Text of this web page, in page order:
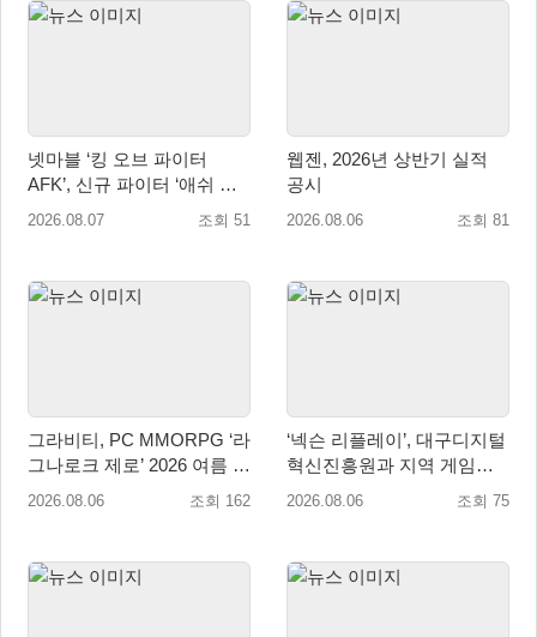
넷마블 ‘킹 오브 파이터
AFK’, 신규 파이터 ‘애쉬 크
림존’ 업데이트
2026.08.07 조회 51
웹젠, 2026년 상반기 실적
공시
2026.08.06 조회 81
그라비티, PC MMORPG ‘라
그나로크 제로’ 2026 여름 프
로모션 진행!
2026.08.06 조회 162
‘넥슨 리플레이’, 대구디지털
혁신진흥원과 지역 게임산
업 육성 위한 업무협약 체결
2026.08.06 조회 75